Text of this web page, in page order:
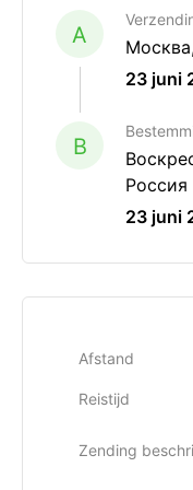
A
23 juni
B
Россия
23 juni
Afstand
Reistijd
Zending